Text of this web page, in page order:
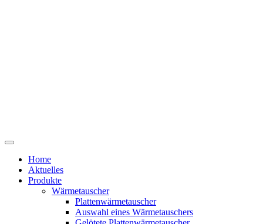
Home
Aktuelles
Produkte
Wärmetauscher
Plattenwärmetauscher
Auswahl eines Wärmetauschers